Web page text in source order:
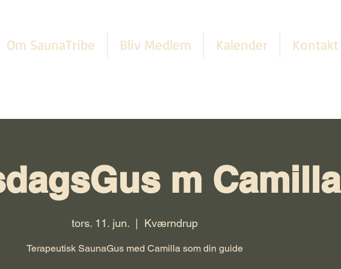
Om SaunaTribe Bliv Medlem Kalender Kontakt
m Camilla
tors. 11. jun. Kværndrup
Terapeutisk SaunaGus med Camilla som din guide